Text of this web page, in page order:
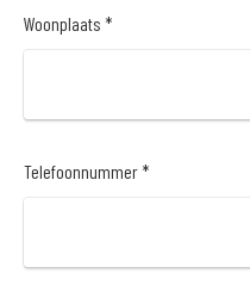
Woonplaats *
Telefoonnummer *